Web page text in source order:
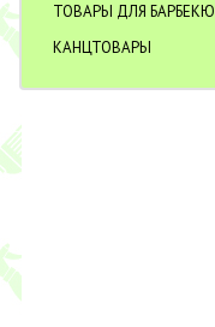
ТОВАРЫ ДЛЯ БАРБЕКЮ
КАНЦТОВАРЫ